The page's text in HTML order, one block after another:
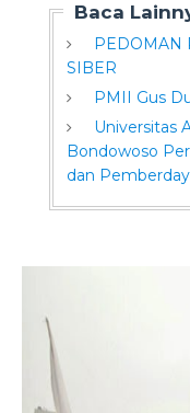
Baca
PEDOMAN
SIBER
PMII Gus
Universitas
Bondowoso
dan